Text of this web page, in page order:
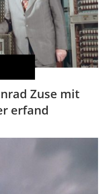
Zuse mit
erfand